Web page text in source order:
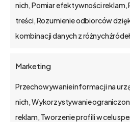
nich, Pomiar efektywności
treści, Rozumienie odbiorców
kombinacji danych z różnych
Marketing
Przechowywanie informacji na
nich, Wykorzystywanie
reklam, Tworzenie profili w celu